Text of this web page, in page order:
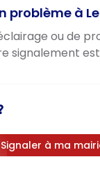
problème à
ou de
signalement
Signaler à ma